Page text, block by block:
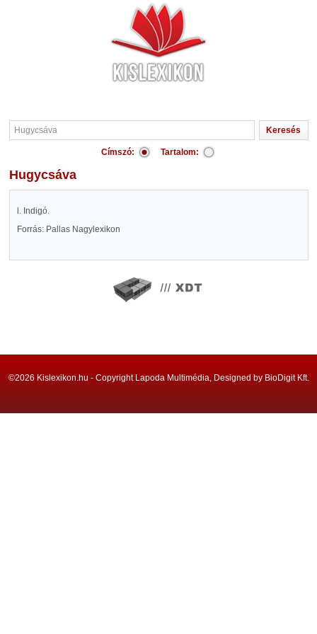
Címszó: Tartalom:
Hugycsáva
l. Indigó.
Forrás: Pallas Nagylexikon
©2026 Kislexikon.hu - Copyright Lapoda Multimédia, Designed by BioDigit Kft.